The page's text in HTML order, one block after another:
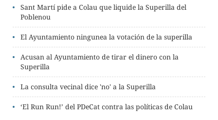
Sant Martí pide a Colau que liquide la Superilla del
Poblenou
El Ayuntamiento ningunea la votación de la superilla
Acusan al Ayuntamiento de tirar el dinero con la
Superilla
La consulta vecinal dice 'no' a la Superilla
‘El Run Run!’ del PDeCat contra las políticas de Colau